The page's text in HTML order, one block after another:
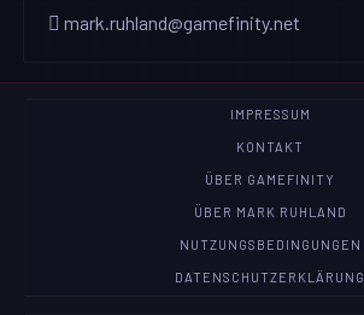
mark.ruhland@gamefinity.net
IMPRESSUM
KONTAKT
ÜBER GAMEFINITY
ÜBER MARK RUHLAND
NUTZUNGSBEDINGUNGEN
DATENSCHUTZERKLÄRUNG